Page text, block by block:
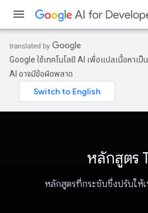
Google ใช้เทคโนโลยี AI เพื่อแปลเนื้อหาเ
AI อาจมีข้อผิดพลาด
หลักสูตร
หลักสูตรที่กระชับซึ่งปรับให้